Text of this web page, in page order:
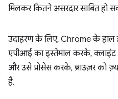
मिलकर कितने असरदार साबित हो
उदाहरण के लिए, Chrome के हाल
एपीआई का इस्तेमाल करके, क्लाइंट
और उसे प्रोसेस करके, ब्राउज़र को
है.